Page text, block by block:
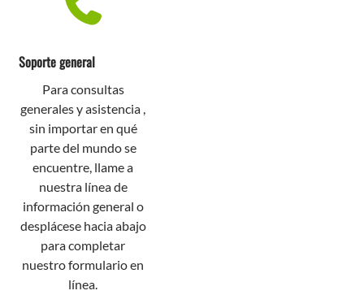
Soporte general
Para consultas
generales y asistencia ,
sin importar en qué
parte del mundo se
encuentre, llame a
nuestra línea de
información general o
desplácese hacia abajo
para completar
nuestro formulario en
línea.